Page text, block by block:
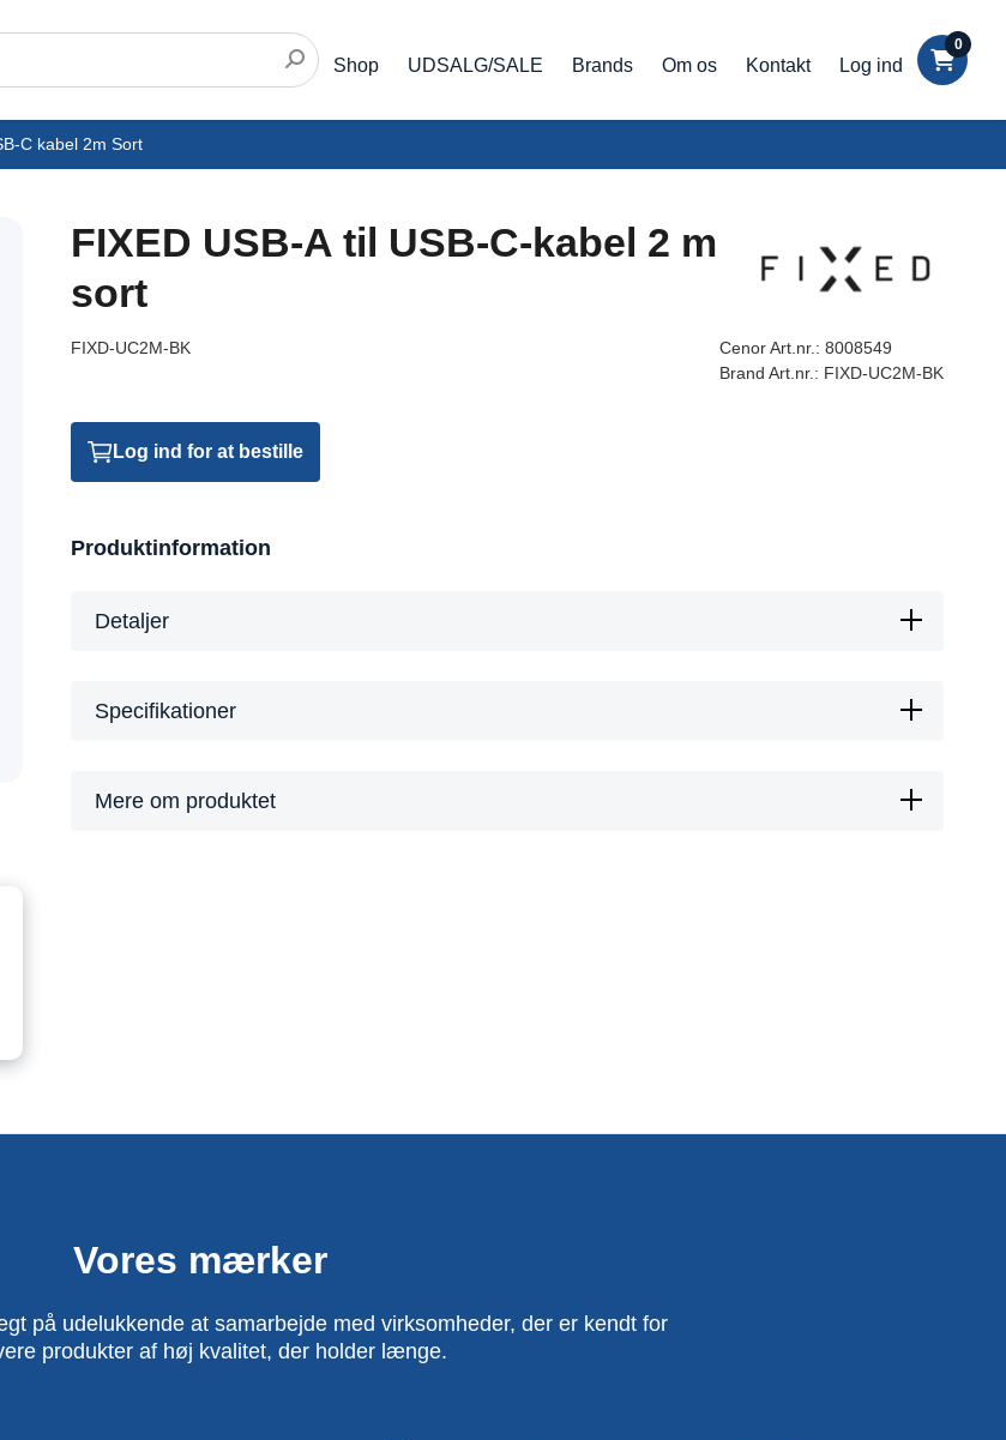
Shop UDSALG/SALE Brands Om os Kontakt Log ind
0
C kabel 2m Sort
FIXED USB-A til USB-C-kabel 2 m
sort
FIXD-UC2M-BK Cenor Art.nr.: 8008549
Brand Art.nr.: FIXD-UC2M-BK
Log ind for at bestille
Produktinformation
Detaljer
Specifikationer
Mere om produktet
Vores mærker
på udelukkende at samarbejde med virksomheder, der er kendt for
produkter af høj kvalitet, der holder længe.